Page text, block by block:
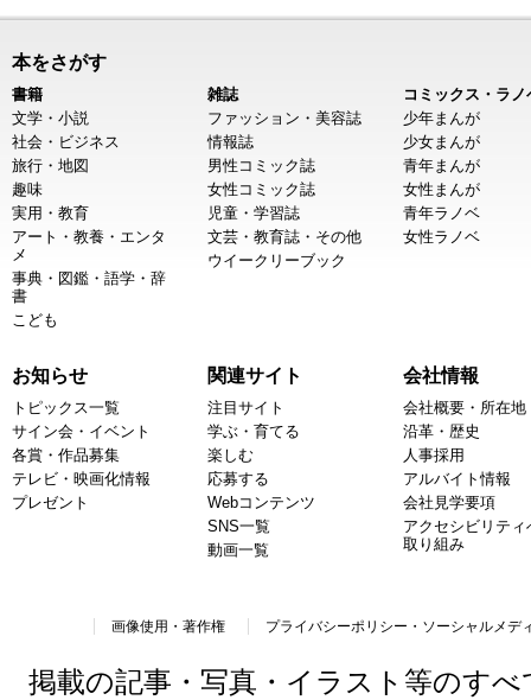
本をさがす
書籍
文学・小説
社会・ビジネス
旅行・地図
趣味
実用・教育
アート・教養・エンタ
メ
事典・図鑑・語学・辞
書
こども
雑誌
ファッション・美容誌
情報誌
男性コミック誌
女性コミック誌
児童・学習誌
文芸・教育誌・その他
ウイークリーブック
コミックス・ラノ
少年まんが
少女まんが
青年まんが
女性まんが
青年ラノベ
女性ラノベ
お知らせ
トピックス一覧
サイン会・イベント
各賞・作品募集
テレビ・映画化情報
プレゼント
関連サイト
注目サイト
学ぶ・育てる
楽しむ
応募する
Webコンテンツ
SNS一覧
動画一覧
会社情報
会社概要・所在地
沿革・歴史
人事採用
アルバイト情報
会社見学要項
アクセシビリティ
取り組み
画像使用・著作権 プライバシーポリシー・ソーシャルメデ
掲載の記事・写真・イラスト等のす